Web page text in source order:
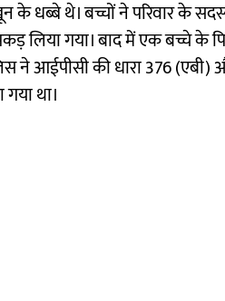
के धब्बे थे। बच्चों ने परिवार के
लिया गया। बाद में एक बच्चे के
आईपीसी की धारा 376 (एबी)
था।